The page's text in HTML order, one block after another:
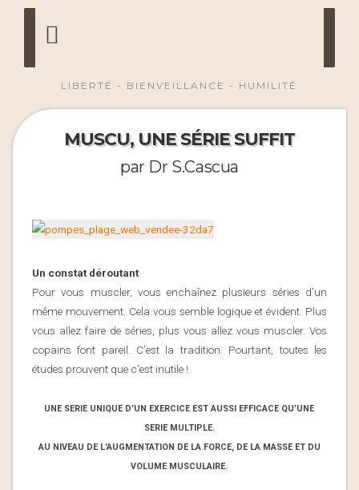
LIBERTÉ - BIENVEILLANCE - HUMILITÉ
MUSCU, UNE SÉRIE SUFFIT
par Dr S.Cascua
Un constat déroutant
Pour vous muscler, vous enchaînez plusieurs séries d’un
même mouvement. Cela vous semble logique et évident. Plus
vous allez faire de séries, plus vous allez vous muscler. Vos
copains font pareil. C’est la tradition. Pourtant, toutes les
études prouvent que c’est inutile !
UNE SERIE UNIQUE D’UN EXERCICE EST AUSSI EFFICACE QU’UNE
SERIE MULTIPLE.
AU NIVEAU DE L’AUGMENTATION DE LA FORCE, DE LA MASSE ET DU
VOLUME MUSCULAIRE.